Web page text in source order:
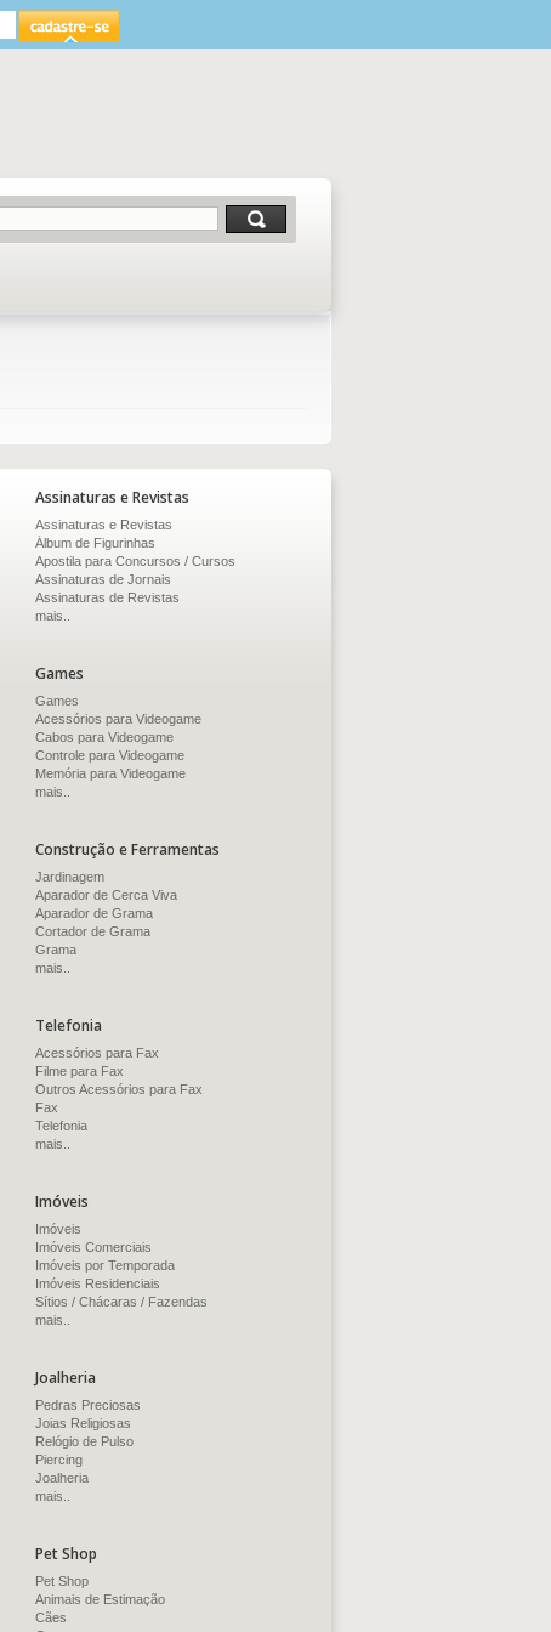
Assinaturas e Revistas
Assinaturas e Revistas
Álbum de Figurinhas
Apostila para Concursos / Cursos
Assinaturas de Jornais
Assinaturas de Revistas
mais..
Games
Games
Acessórios para Videogame
Cabos para Videogame
Controle para Videogame
Memória para Videogame
mais..
Construção e Ferramentas
Jardinagem
Aparador de Cerca Viva
Aparador de Grama
Cortador de Grama
Grama
mais..
Telefonia
Acessórios para Fax
Filme para Fax
Outros Acessórios para Fax
Fax
Telefonia
mais..
Imóveis
Imóveis
Imóveis Comerciais
Imóveis por Temporada
Imóveis Residenciais
Sítios / Chácaras / Fazendas
mais..
Joalheria
Pedras Preciosas
Joias Religiosas
Relógio de Pulso
Piercing
Joalheria
mais..
Pet Shop
Pet Shop
Animais de Estimação
Cães